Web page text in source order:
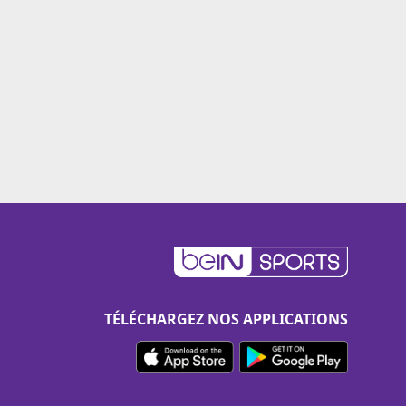
TÉLÉCHARGEZ NOS APPLICATIONS